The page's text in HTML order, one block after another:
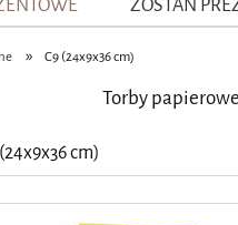
ZOSTAŃ
» C9 (24x9x36 cm)
Torby
cm)